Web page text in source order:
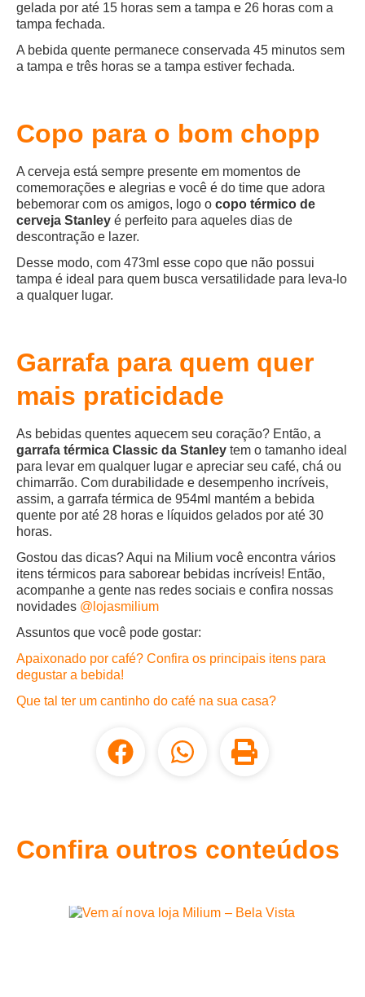
gelada por até 15 horas sem a tampa e 26 horas com a
tampa fechada.
A bebida quente permanece conservada 45 minutos sem
a tampa e três horas se a tampa estiver fechada.
Copo para o bom chopp
A cerveja está sempre presente em momentos de
comemorações e alegrias e você é do time que adora
bebemorar com os amigos, logo o copo térmico de
cerveja Stanley é perfeito para aqueles dias de
descontração e lazer.
Desse modo, com 473ml esse copo que não possui
tampa é ideal para quem busca versatilidade para leva-lo
a qualquer lugar.
Garrafa para quem quer
mais praticidade
As bebidas quentes aquecem seu coração? Então, a
garrafa térmica Classic da Stanley tem o tamanho ideal
para levar em qualquer lugar e apreciar seu café, chá ou
chimarrão. Com durabilidade e desempenho incríveis,
assim, a garrafa térmica de 954ml mantém a bebida
quente por até 28 horas e líquidos gelados por até 30
horas.
Gostou das dicas? Aqui na Milium você encontra vários
itens térmicos para saborear bebidas incríveis! Então,
acompanhe a gente nas redes sociais e confira nossas
novidades @lojasmilium
Assuntos que você pode gostar:
Apaixonado por café? Confira os principais itens para
degustar a bebida!
Que tal ter um cantinho do café na sua casa?
Confira outros conteúdos